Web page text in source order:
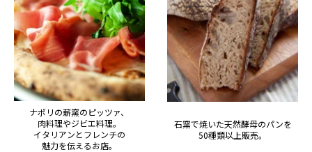
ナポリの薪窯のピッツァ、
肉料理やジビエ料理。
イタリアンとフレンチの
魅力を伝えるお店。
石窯で焼いた天然酵母のパンを
50種類以上販売。